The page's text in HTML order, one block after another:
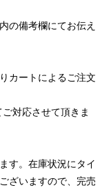
の備考欄にてお伝え
カートによるご注文
対応させて頂きま
す。在庫状況にタイ
ざいますので、完売